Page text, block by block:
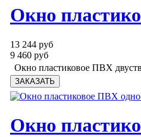
Окно
13 244 руб
9 460 руб
Окно пластиковое ПВХ
Окно